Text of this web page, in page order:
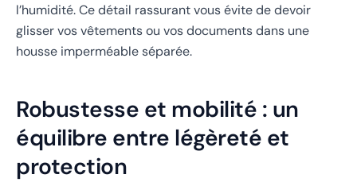
l’humidité. Ce détail rassurant vous évite de devoir
glisser vos vêtements ou vos documents dans une
housse imperméable séparée.
Robustesse et mobilité : un
équilibre entre légèreté et
protection